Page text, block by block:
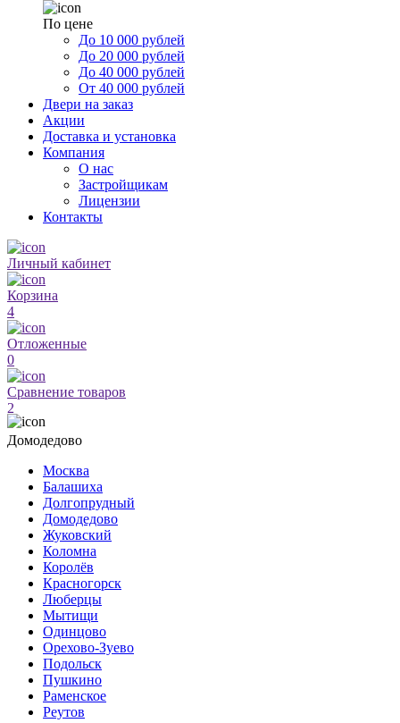
По цене
До 10 000 рублей
До 20 000 рублей
До 40 000 рублей
От 40 000 рублей
Двери на заказ
Акции
Доставка и установка
Компания
О нас
Застройщикам
Лицензии
Контакты
Личный кабинет
Корзина
4
Отложенные
0
Сравнение товаров
2
Домодедово
Москва
Балашиха
Долгопрудный
Домодедово
Жуковский
Коломна
Королёв
Красногорск
Люберцы
Мытищи
Одинцово
Орехово-Зуево
Подольск
Пушкино
Раменское
Реутов